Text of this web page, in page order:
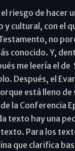
riesgo de hacer
cultural, con el
no
conocido. Y,
me leería el de
Después, el
está lleno de
la Conferencia
texto hay una
Para los
que clarifica